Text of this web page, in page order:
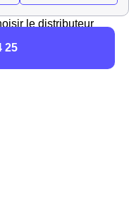
il est impossible
le distributeur
vous pouvez
25